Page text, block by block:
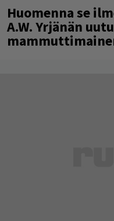
Huomenna se
A.W. Yrjänän